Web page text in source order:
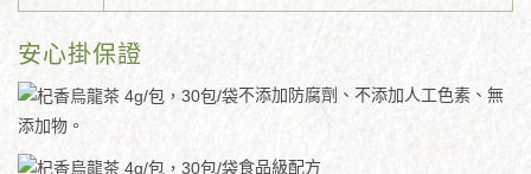
安心掛保證
不添加防腐劑、不添加人工色素、無
添加物。
食品級配方